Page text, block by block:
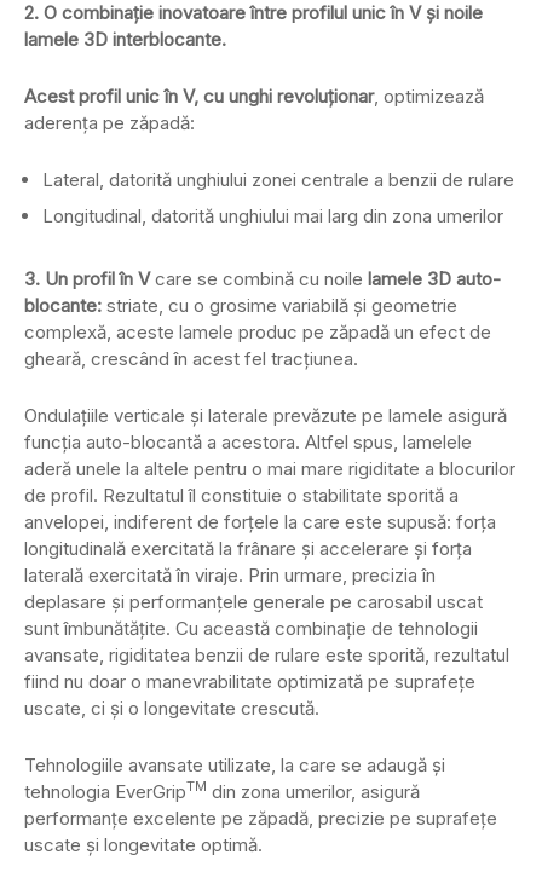
2. O combinație inovatoare între profilul unic în V și noile
lamele 3D interblocante.
Acest profil unic în V, cu unghi revoluționar, optimizează
aderența pe zăpadă:
Lateral, datorită unghiului zonei centrale a benzii de rulare
Longitudinal, datorită unghiului mai larg din zona umerilor
3. Un profil în Vcare se combină cu noile lamele 3D auto-
blocante: striate, cu o grosime variabilă și geometrie
complexă, aceste lamele produc pe zăpadă un efect de
gheară, crescând în acest fel tracţiunea.
Ondulațiile verticale și laterale prevăzute pe lamele asigură
funcţia auto-blocantă a acestora. Altfel spus, lamelele
aderă unele la altele pentru o mai mare rigiditate a blocurilor
de profil. Rezultatul îl constituie o stabilitate sporită a
anvelopei, indiferent de forțele la care este supusă: forța
longitudinală exercitată la frânare și accelerare și forța
laterală exercitată în viraje. Prin urmare, precizia în
deplasare și performanţele generale pe carosabil uscat
sunt îmbunătăţite. Cu această combinaţie de tehnologii
avansate, rigiditatea benzii de rulare este sporită, rezultatul
fiind nu doar o manevrabilitate optimizată pe suprafețe
uscate, ci și o longevitate crescută.
Tehnologiile avansate utilizate, la care se adaugă și
tehnologia EverGripTM din zona umerilor, asigură
performanțe excelente pe zăpadă, precizie pe suprafețe
uscate și longevitate optimă.